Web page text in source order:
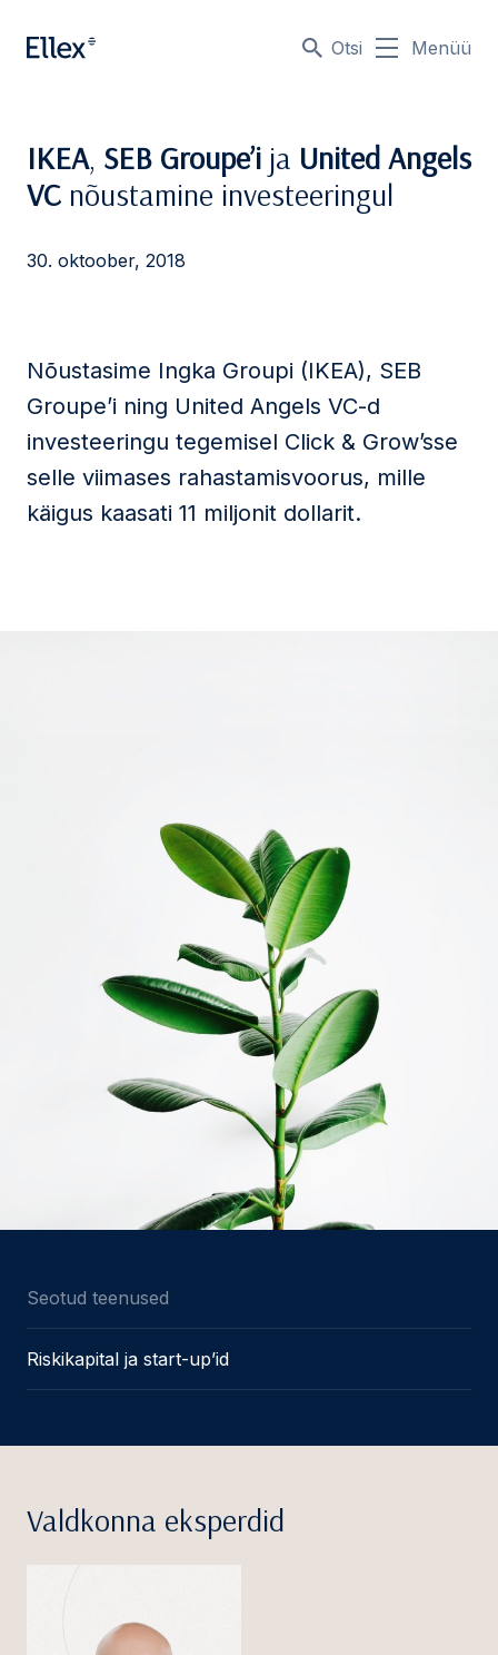
Otsi Menüü
IKEA, SEB Groupe’i ja United Angels
VC nõustamine investeeringul
30. oktoober, 2018
Nõustasime Ingka Groupi (IKEA), SEB
Groupe’i ning United Angels VC-d
investeeringu tegemisel Click & Grow’sse
selle viimases rahastamisvoorus, mille
käigus kaasati 11 miljonit dollarit.
Seotud teenused
Riskikapital ja start-up’id
Valdkonna eksperdid